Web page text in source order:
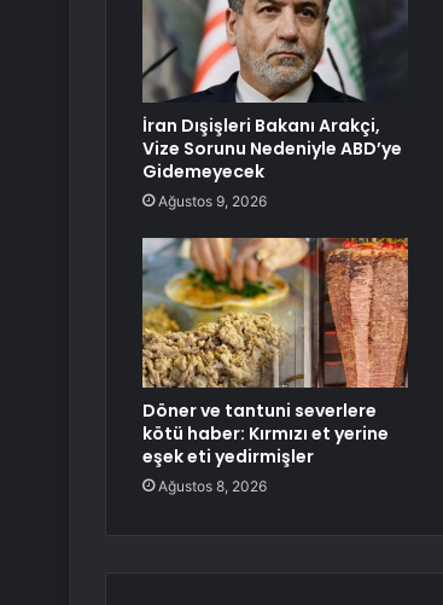
İran Dışişleri Bakanı Arakçi,
Vize Sorunu Nedeniyle ABD’ye
Gidemeyecek
Ağustos 9, 2026
Döner ve tantuni severlere
kötü haber: Kırmızı et yerine
eşek eti yedirmişler
Ağustos 8, 2026